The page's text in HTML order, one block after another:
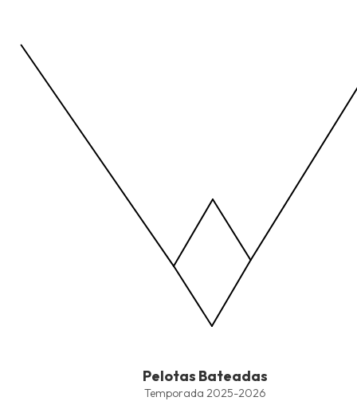
The chart has 1 X axis displaying values. Data ranges from -
The chart has 1 Y axis displaying values. Data ranges from -
Pelotas Bateadas
Temporada 2025-2026